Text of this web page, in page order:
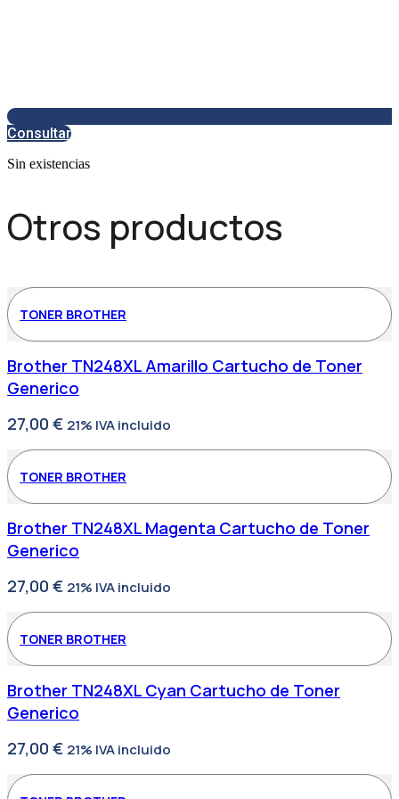
Consultar
Sin existencias
Otros productos
TONER BROTHER
Brother TN248XL Amarillo Cartucho de Toner
Generico
27,00 € 21% IVA incluido
TONER BROTHER
Brother TN248XL Magenta Cartucho de Toner
Generico
27,00 € 21% IVA incluido
TONER BROTHER
Brother TN248XL Cyan Cartucho de Toner
Generico
27,00 € 21% IVA incluido